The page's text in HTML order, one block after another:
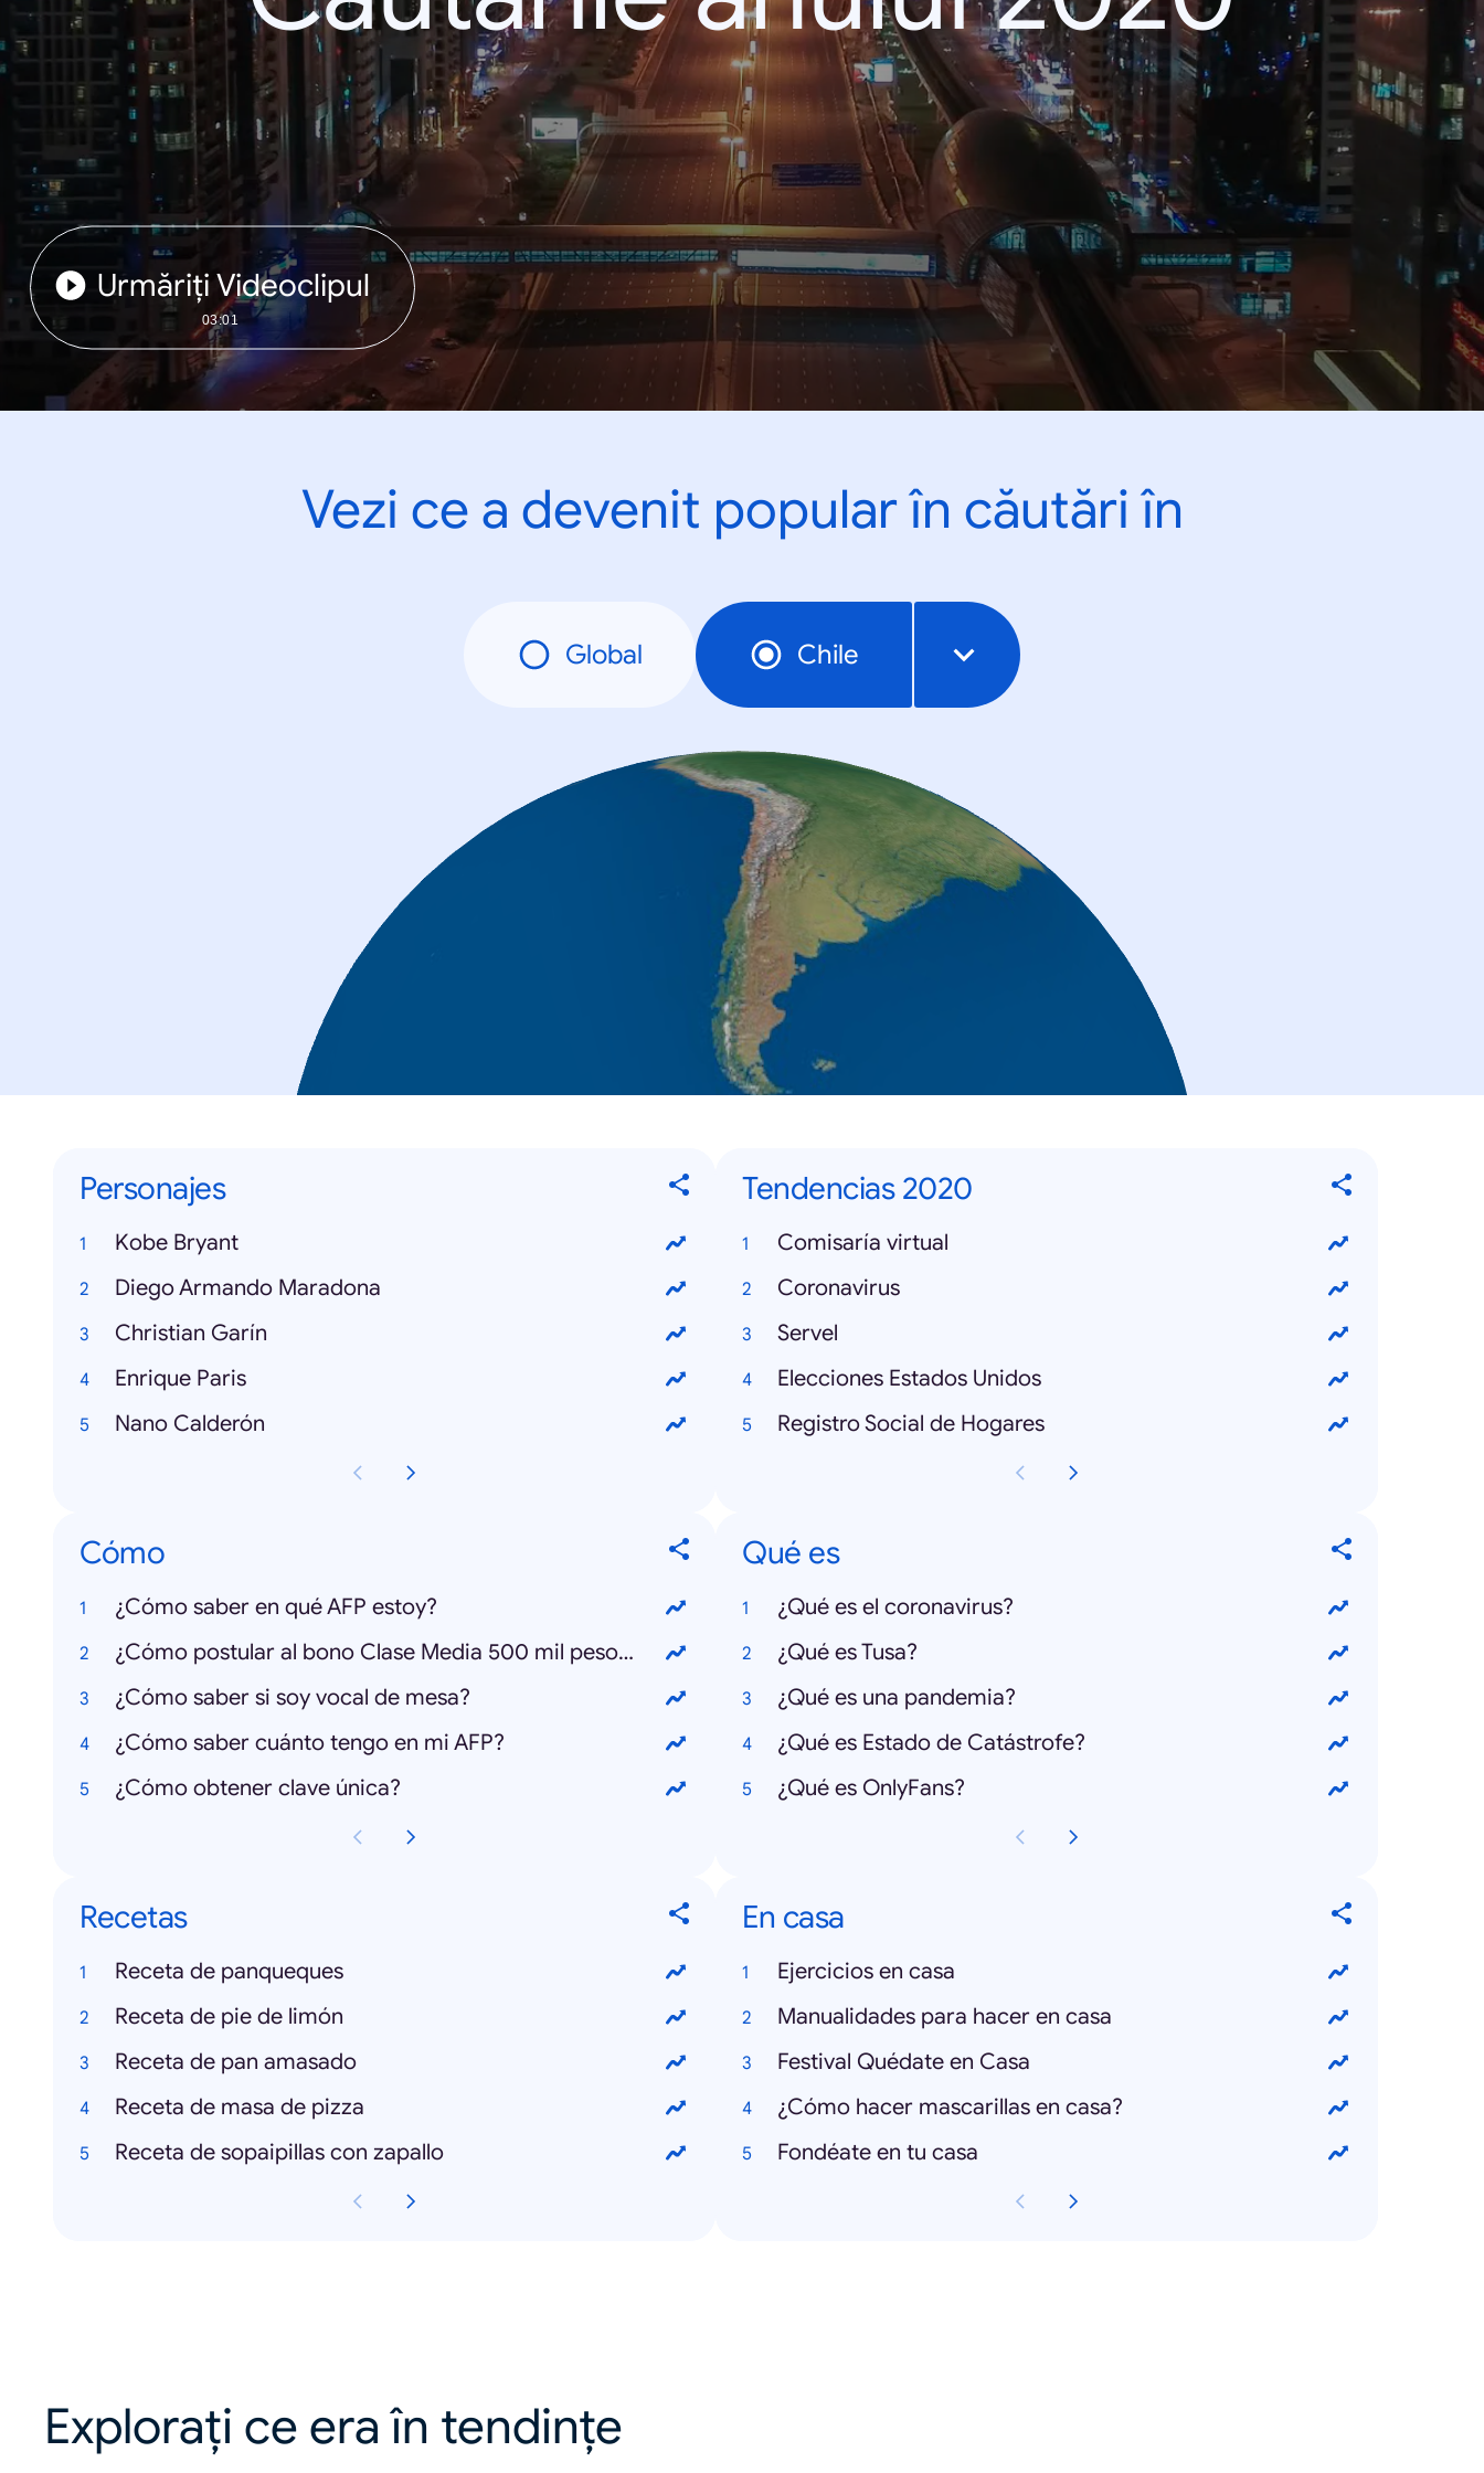
Urmăriți Videoclipul
03:01
Vezi ce a devenit popular în căutări în
Global Chile
Personajes
Kobe Bryant
Diego Armando Maradona
Christian Garín
Enrique Paris
Nano Calderón
Tendencias 2020
Comisaría virtual
Coronavirus
Servel
Elecciones Estados Unidos
Registro Social de Hogares
Cómo
¿Cómo saber en qué AFP estoy?
¿Cómo postular al bono Clase Media 500 mil pesos?
¿Cómo saber si soy vocal de mesa?
¿Cómo saber cuánto tengo en mi AFP?
¿Cómo obtener clave única?
Qué es
¿Qué es el coronavirus?
¿Qué es Tusa?
¿Qué es una pandemia?
¿Qué es Estado de Catástrofe?
¿Qué es OnlyFans?
Recetas
Receta de panqueques
Receta de pie de limón
Receta de pan amasado
Receta de masa de pizza
Receta de sopaipillas con zapallo
En casa
Ejercicios en casa
Manualidades para hacer en casa
Festival Quédate en Casa
¿Cómo hacer mascarillas en casa?
Fondéate en tu casa
Explorați ce era în tendințe